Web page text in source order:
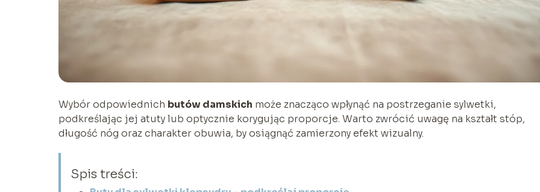
Wybór odpowiednich butów damskich może znacząco wpłynąć na postrzeganie sylwetki,
podkreślając jej atuty lub optycznie korygując proporcje. Warto zwrócić uwagę na kształt stóp,
długość nóg oraz charakter obuwia, by osiągnąć zamierzony efekt wizualny.
Spis treści: